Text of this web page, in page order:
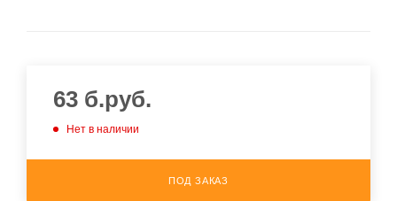
63 б.руб.
Нет в наличии
ПОД ЗАКАЗ